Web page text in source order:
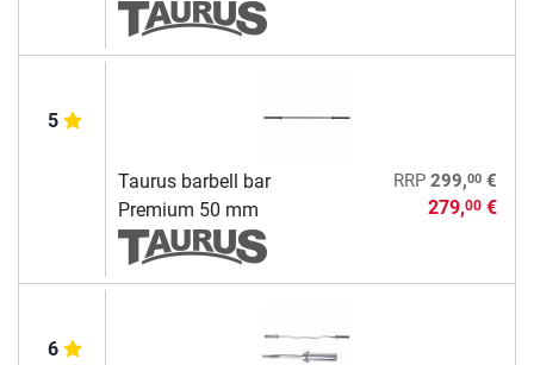
5
Taurus barbell bar
Premium 50 mm
RRP 299,00€
279,00€
6